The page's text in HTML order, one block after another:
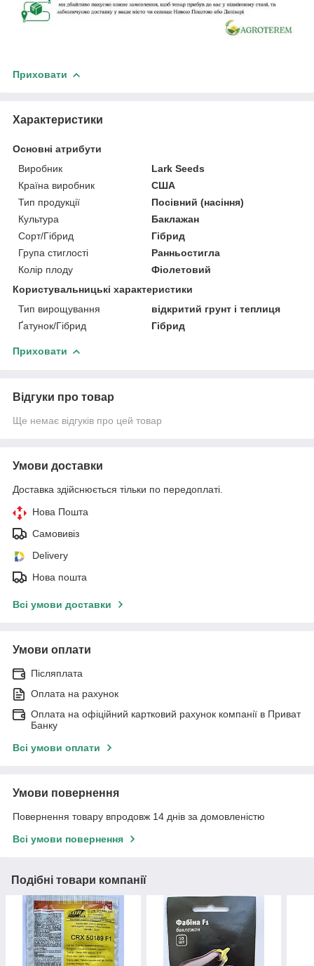
Приховати
Характеристики
Основні атрибути
Виробник
Lark Seeds
Країна виробник
США
Тип продукції
Посівний (насіння)
Культура
Баклажан
Сорт/Гібрид
Гібрид
Група стиглості
Ранньостигла
Колір плоду
Фіолетовий
Користувальницькі характеристики
Тип вирощування
відкритий грунт і теплиця
Ґатунок/Гібрид
Гібрид
Приховати
Відгуки про товар
Ще немає відгуків про цей товар
Умови доставки
Доставка здійснюється тільки по передоплаті.
Нова Пошта
Самовивіз
Delivery
Нова пошта
Всі умови доставки
Умови оплати
Післяплата
Оплата на рахунок
Оплата на офіційний картковий рахунок компанії в Приват
Банку
Всі умови оплати
Умови повернення
Повернення товару впродовж 14 днів за домовленістю
Всі умови повернення
Подібні товари компанії